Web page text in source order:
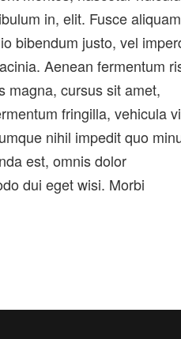
in, elit. Fusce aliquam
bibendum justo, vel
Aenean fermentum
magna, cursus sit amet,
fringilla, vehicula
nihil impedit quo
est, omnis dolor
dui eget wisi. Morbi